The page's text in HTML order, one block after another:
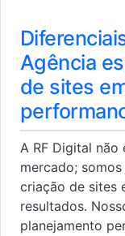
Agência
de sites
A RF Digital não
mercado;
criação de sites
resultados.
planejamento